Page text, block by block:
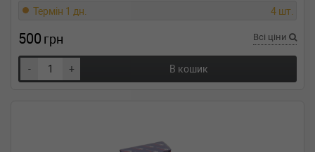
Термін 1 дн. 4 шт.
500 грн Всі ціни
- + В кошик